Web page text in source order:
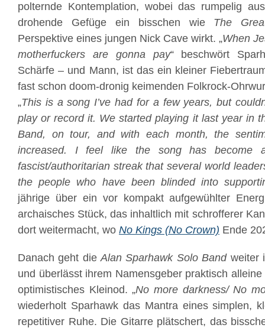
polternde Kontemplation, wobei das rumpelig
drohende Gefüge ein bisschen wie The
Perspektive eines jungen Nick Cave wirkt. „When
motherfuckers are gonna pay“ beschwört
Schärfe – und Mann, ist das ein kleiner
fast schon doom-dronig keimenden Folkrock-
„This is a song I’ve had for a few years, but
play or record it. We started playing it last year in
Band, on tour, and with each month, the
increased. I feel like the song has become
fascist/authoritarian streak that several world
the people who have been blinded into
jährige über ein vor kompakt aufgewühlter
archaisches Stück, das inhaltlich mit schrofferer
dort weitermacht, wo No Kings (No Crown) Ende
Danach geht dieAlan Sparhawk Solo Bandweiter
und überlässt ihrem Namensgeber praktisch
optimistisches Kleinod. „No more darkness/ No
wiederholt Sparhawk das Mantra eines simplen,
repetitiver Ruhe. Die Gitarre plätschert, das